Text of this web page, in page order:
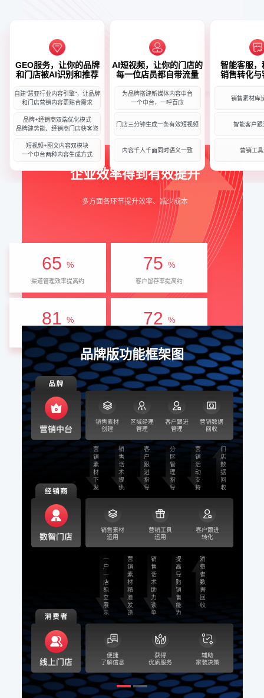
GEO服务，让你的品牌
和门店被AI识别和推荐
自建”慧亚行业内容引擎“，让品牌
和门店营销内容更贴合需求
品牌+经销商双端优化模式
品牌建势能、经销商门店获客咨
短视频+图文内容双模块
一个中台两种内容生成方式
AI短视频，让你的门店的
每一位店员都自带流量
为品牌搭建新媒体内容中台
一个中台，一呼百应
门店三分钟生成一条有效短视频
内容千人千面同时语义一致
智能客服，
销售转化与
销售素材库
智能客户跟
营销工
企业效率得到有效提升
多方面各环节提升效率、减少成本
65 %
渠道管理效率提高约
75 %
客户留存率提高约
81 %
客户转化率提高约
72 %
转化周期缩短
品牌版功能框架图